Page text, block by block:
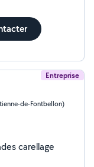
Entreprise
de-Fontbellon)
carellage